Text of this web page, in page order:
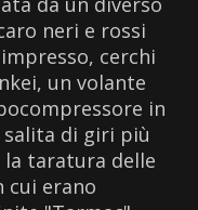
neri e rossi
cerchi
un volante
in
di giri più
la taratura delle
cui erano